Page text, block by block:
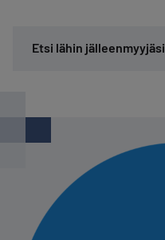
Etsi lähin jälleenmyyjäsi